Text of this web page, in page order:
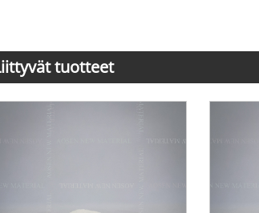
tuotteet